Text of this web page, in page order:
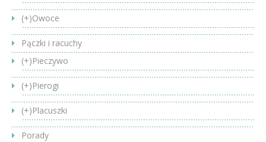
(+)Owoce
Pączki i racuchy
(+)Pieczywo
(+)Pierogi
(+)Placuszki
Porady